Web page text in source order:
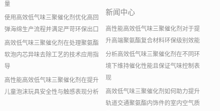
量
使用高效低气味三聚催化剂优化高回
弹海绵生产流程并满足严苛环保出口
高效低气味三聚催化剂在处理聚氨酯
软泡内芯异味去除工艺的技术应用指
导
高性能高效低气味三聚催化剂在提升
儿童泡沫玩具安全性与触感表现分析
新闻中心
高性能高效低气味三聚催化剂对于提
升高端聚氨酯复合材料环保级别效能
分析高效低气味三聚催化剂在不同环
境下维持催化性能且保证气味控制表
现
高效低气味三聚催化剂如何助力提升
轨道交通聚氨酯内饰件的室内空气质